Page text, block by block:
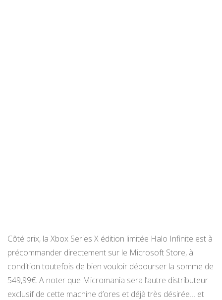
Côté prix, la Xbox Series X édition limitée Halo Infinite est à
précommander directement sur le Microsoft Store, à
condition toutefois de bien vouloir débourser la somme de
549,99€. A noter que Micromania sera l’autre distributeur
exclusif de cette machine d’ores et déjà très désirée… et